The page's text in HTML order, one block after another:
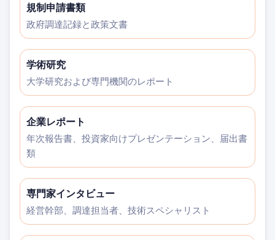
規制申請書類
政府調達記録と政策文書
学術研究
大学研究および専門機関のレポート
企業レポート
年次報告書、投資家向けプレゼンテーション、届出書
類
専門家インタビュー
経営幹部、調達担当者、技術スペシャリスト